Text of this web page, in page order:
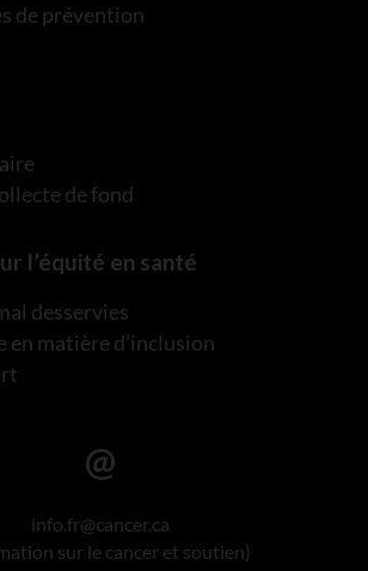
de prévention
de fond
l’équité en santé
desservies
en matière d’inclusion
info.fr@cancer.ca
sur le cancer et soutien)